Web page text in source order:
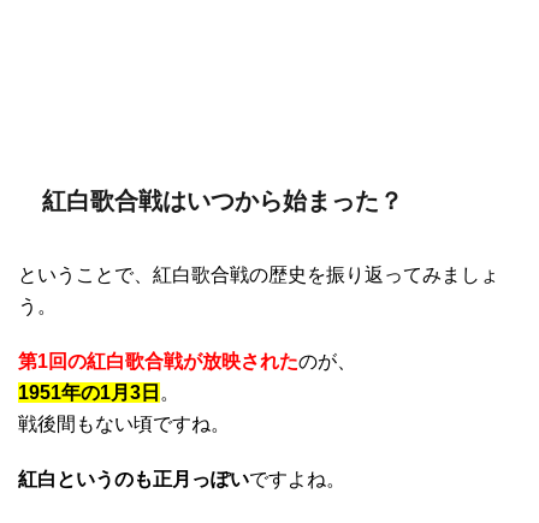
紅白歌合戦はいつから始まった？
ということで、紅白歌合戦の歴史を振り返ってみましょ
う。
第1回の紅白歌合戦が放映されたのが、
1951年の1月3日 。
戦後間もない頃ですね。
紅白というのも正月っぽいですよね。